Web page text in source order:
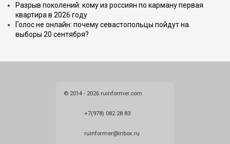
Разрыв поколений: кому из россиян по карману первая
квартира в 2026 году
Голос не онлайн: почему севастопольцы пойдут на
выборы 20 сентября?
© 2014 - 2026 ruinformer.com
+7(978) 082 28 83
ruinformer@inbox.ru